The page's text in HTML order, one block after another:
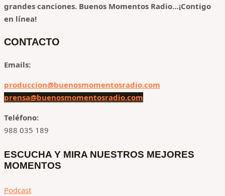
grandes canciones. Buenos Momentos Radio…¡Contigo
en línea!
CONTACTO
Emails:
produccion@buenosmomentosradio.com
prensa@buenosmomentosradio.com
Teléfono:
988 035 189
ESCUCHA Y MIRA NUESTROS MEJORES
MOMENTOS
Podcast